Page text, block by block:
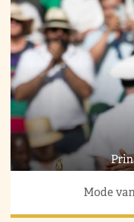
Mode